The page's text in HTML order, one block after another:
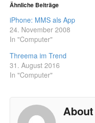
Ähnliche Beiträge
iPhone: MMS als App
24. November 2008
In "Computer"
Threema im Trend
31. August 2016
In "Computer"